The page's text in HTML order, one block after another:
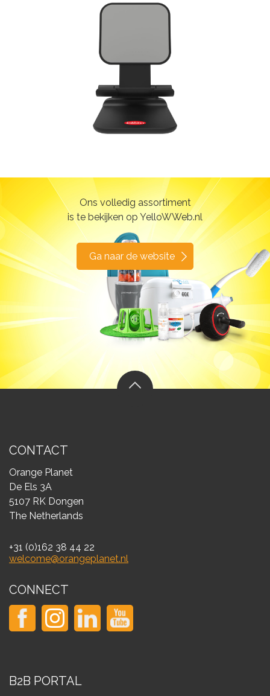
Ons volledig assortiment
is te bekijken op YelloWWeb.nl
Ga naar de website
CONTACT
Orange Planet
De Els 3A
5107 RK Dongen
The Netherlands
+31 (0)162 38 44 22
welcome@orangeplanet.nl
CONNECT
B2B PORTAL